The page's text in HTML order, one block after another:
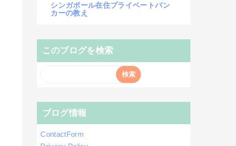
シンガポール在住プライベートバン
カーの教え
このブログを検索
ブログ情報
ContactForm